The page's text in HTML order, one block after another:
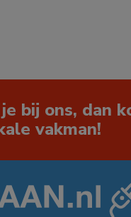
bij ons, dan
vakman!